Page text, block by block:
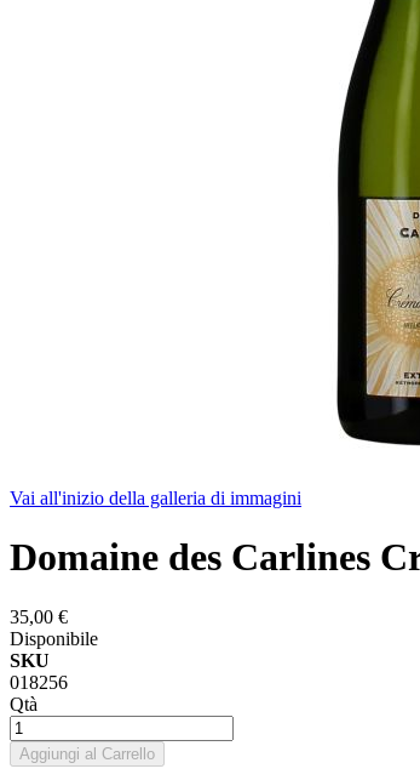
Vai all'inizio della galleria di immagini
Domaine des Carlines
35,00 €
Disponibile
SKU
018256
Qtà
Aggiungi al Carrello